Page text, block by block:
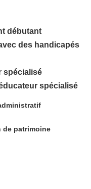
débutant
des handicapés
spécialisé
spécialisé
de patrimoine